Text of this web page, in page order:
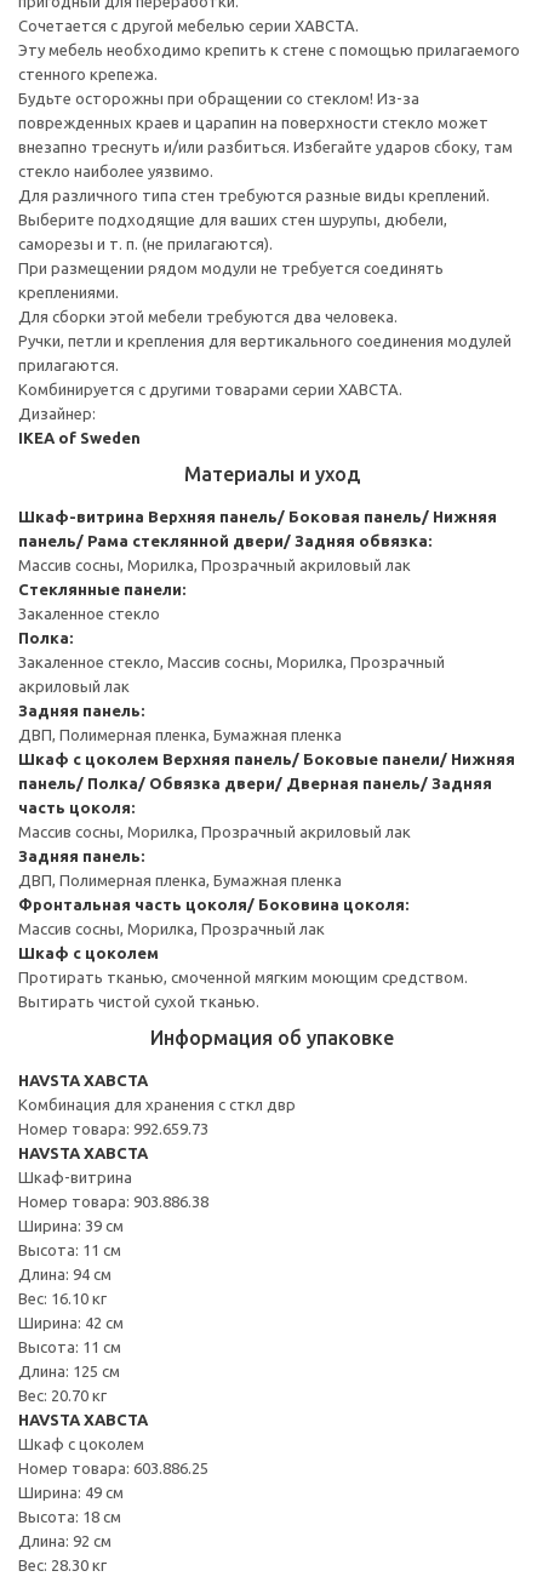
Сочетается с другой мебелью серии ХАВСТА.
Эту мебель необходимо крепить к стене с помощью прилагаемого
стенного крепежа.
Будьте осторожны при обращении со стеклом! Из-за
поврежденных краев и царапин на поверхности стекло может
внезапно треснуть и/или разбиться. Избегайте ударов сбоку, там
стекло наиболее уязвимо.
Для различного типа стен требуются разные виды креплений.
Выберите подходящие для ваших стен шурупы, дюбели,
саморезы и т. п. (не прилагаются).
При размещении рядом модули не требуется соединять
креплениями.
Для сборки этой мебели требуются два человека.
Ручки, петли и крепления для вертикального соединения модулей
прилагаются.
Комбинируется с другими товарами серии ХАВСТА.
Дизайнер:
IKEA of Sweden
Материалы и уход
Шкаф-витрина Верхняя панель/ Боковая панель/ Нижняя
панель/ Рама стеклянной двери/ Задняя обвязка:
Массив сосны, Морилка, Прозрачный акриловый лак
Стеклянные панели:
Закаленное стекло
Полка:
Закаленное стекло, Массив сосны, Морилка, Прозрачный
акриловый лак
Задняя панель:
ДВП, Полимерная пленка, Бумажная пленка
Шкаф с цоколем Верхняя панель/ Боковые панели/ Нижняя
панель/ Полка/ Обвязка двери/ Дверная панель/ Задняя
часть цоколя:
Массив сосны, Морилка, Прозрачный акриловый лак
Задняя панель:
ДВП, Полимерная пленка, Бумажная пленка
Фронтальная часть цоколя/ Боковина цоколя:
Массив сосны, Морилка, Прозрачный лак
Шкаф с цоколем
Протирать тканью, смоченной мягким моющим средством.
Вытирать чистой сухой тканью.
Информация об упаковке
HAVSTA ХАВСТА
Комбинация для хранения с сткл двр
Номер товара: 992.659.73
HAVSTA ХАВСТА
Шкаф-витрина
Номер товара: 903.886.38
Ширина: 39 см
Высота: 11 см
Длина: 94 см
Вес: 16.10 кг
Ширина: 42 см
Высота: 11 см
Длина: 125 см
Вес: 20.70 кг
HAVSTA ХАВСТА
Шкаф с цоколем
Номер товара: 603.886.25
Ширина: 49 см
Высота: 18 см
Длина: 92 см
Вес: 28.30 кг